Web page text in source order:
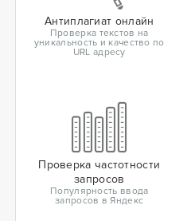
Антиплагиат онлайн
Проверка текстов на
уникальность и качество по
URL адресу
Проверка частотности
запросов
Популярность ввода
запросов в Яндекс